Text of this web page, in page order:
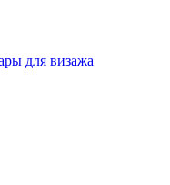
для визажа